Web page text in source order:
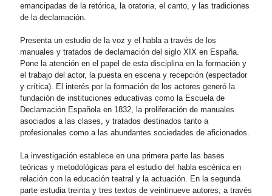
emancipadas de la retórica, la oratoria, el canto, y las tradiciones
de la declamación.
Presenta un estudio de la voz y el habla a través de los
manuales y tratados de declamación del siglo XIX en España.
Pone la atención en el papel de esta disciplina en la formación y
el trabajo del actor, la puesta en escena y recepción (espectador
y crítica). El interés por la formación de los actores generó la
fundación de instituciones educativas como la Escuela de
Declamación Española en 1832, la proliferación de manuales
asociados a las clases, y tratados destinados tanto a
profesionales como a las abundantes sociedades de aficionados.
La investigación establece en una primera parte las bases
teóricas y metodológicas para el estudio del habla escénica en
relación con la educación teatral y la actuación. En la segunda
parte estudia treinta y tres textos de veintinueve autores, a través